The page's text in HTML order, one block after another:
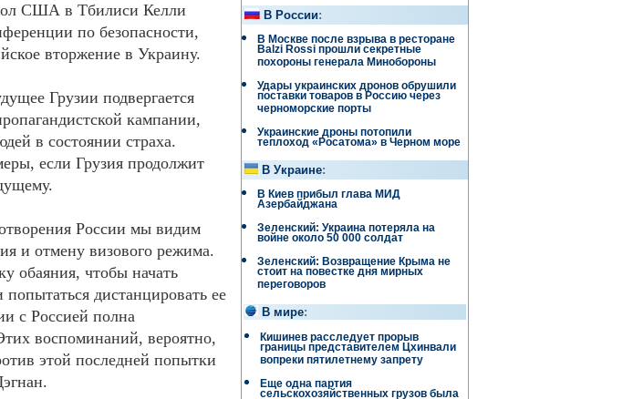
США в Тбилиси Келли
по безопасности,
вторжение в Украину.
Грузии подвергается
кампании,
в состоянии страха.
если Грузия продолжит
России мы видим
и отмену визового режима.
обаяния, чтобы начать
дистанцировать ее
с Россией полна
воспоминаний, вероятно,
этой последней попытки
В России:
В Москве после взрыва в ресторане
Balzi Rossi прошли секретные
похороны генерала Минобороны
Удары украинских дронов обрушили
поставки товаров в Россию через
черноморские порты
Украинские дроны потопили
теплоход «Росатома» в Черном море
В Украине:
В Киев прибыл глава МИД
Азербайджана
Зеленский: Украина потеряла на
войне около 50 000 солдат
Зеленский: Возвращение Крыма не
стоит на повестке дня мирных
переговоров
В мире:
Кишинев расследует прорыв
границы представителем Цхинвали
вопреки пятилетнему запрету
Еще одна партия